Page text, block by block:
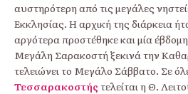
αυστηρότερη από τις µεγάλες
Εκκλησίας. Η αρχική της διάρκεια
αργότερα προστέθηκε και µία
Μεγάλη Σαρακοστή ξεκινά την
τελειώνει το Μεγάλο Σάββατο. Σε
Τεσσαρακοστής τελείται η Θ.